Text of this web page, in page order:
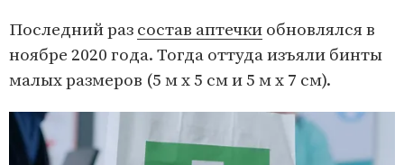
Последний раз состав аптечки обновлялся в
ноябре 2020 года. Тогда оттуда изъяли бинты
малых размеров (5 м х 5 см и 5 м х 7 см).